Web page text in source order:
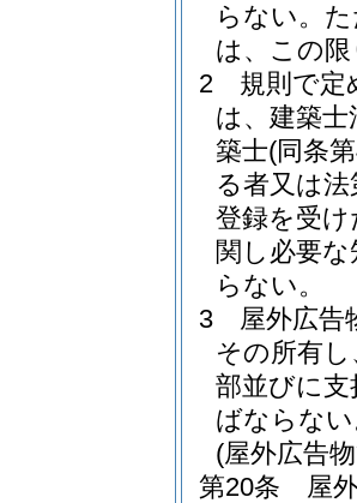
らない。
は、この
2
規則で定
は、建築士
築士(同条
る者又は
登録を受
関し必要
らない。
3
屋外広告
その所有
部並びに
ばならな
(屋外広告
第20条
屋